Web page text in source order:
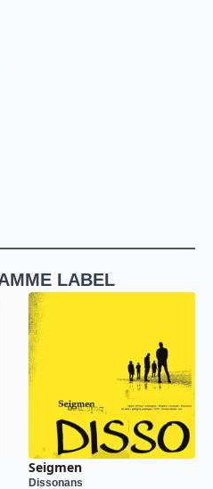
LABEL
Seigmen
Dissonans